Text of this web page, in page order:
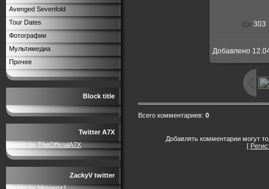
Avenged Sevenfold
Tour Dates
Фотографии
Мультимедиа
Прочее
Block title
Twitter A7X
Tweets by TheOfficialA7X
ZackyV twitter
303
Добавлено
Всего комментариев: 0
Добавлять комментарии могут
[